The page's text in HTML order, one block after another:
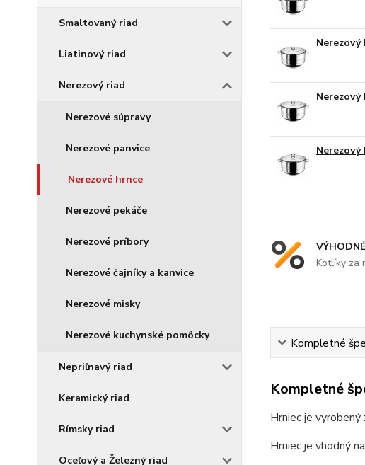
Smaltovaný riad
Liatinový riad
Nerezový riad
Nerezové súpravy
Nerezové panvice
Nerezové hrnce
Nerezové pekáče
Nerezové príbory
Nerezové čajníky a kanvice
Nerezové misky
Nerezové kuchynské pomôcky
Nepriľnavý riad
Keramický riad
Rímsky riad
Oceľový a Železný riad
Nerezový
Nerezový
Nerezový
Kotlíky za
Kompletné
Kompletné
Hrniec je
Hrniec je vhodný